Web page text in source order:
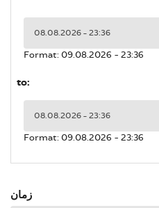
Format: 09.08.2026 - 23:36
to:
Format: 09.08.2026 - 23:36
زمان